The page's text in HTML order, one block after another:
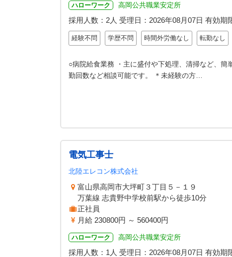
ハローワーク 高岡公共職業安定所
採用人数：2人 受理日： 2026年08月07日 有効期
経験不問 学歴不問 時間外労働なし 転勤なし
○病院給食業務 ・主に盛付や下処理、清掃など、
勤回数など相談可能です。 ＊未経験の方…
電気工事士
北陸エレコン株式会社
富山県高岡市大坪町３丁目５－１９
万葉線 志貴野中学校前駅から徒歩10分
正社員
月給 230800円 ～ 560400円
ハローワーク 高岡公共職業安定所
採用人数：1人 受理日： 2026年08月07日 有効期